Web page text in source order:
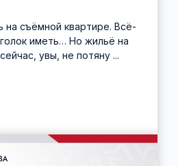
съёмной квартире. Всё-
иметь… Но жильё на
увы, не потяну ...